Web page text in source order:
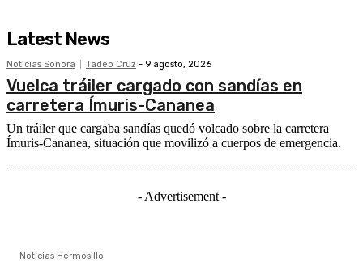
Latest News
Noticias Sonora Tadeo Cruz - 9 agosto, 2026
Vuelca tráiler cargado con sandías en
carretera Ímuris-Cananea
Un tráiler que cargaba sandías quedó volcado sobre la carretera
Ímuris-Cananea, situación que movilizó a cuerpos de emergencia.
- Advertisement -
Noticias Hermosillo